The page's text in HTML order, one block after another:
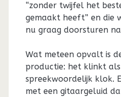
“zonder twijfel het
gemaakt heeft” en die
nu graag doorsturen
Wat meteen opvalt is
productie: het klinkt
spreekwoordelijk klok.
met een gitaargeluid